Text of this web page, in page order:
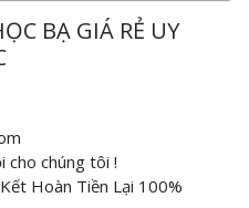
BẠ GIÁ RẺ UY
cho chúng tôi !
Hoàn Tiền Lại 100%